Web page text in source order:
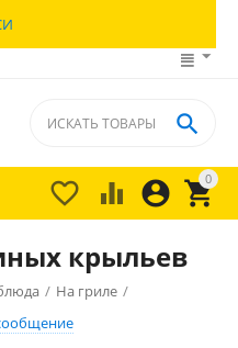
0


 

крыльев
/ На гриле /